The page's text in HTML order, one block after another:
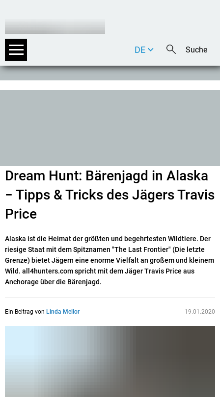
DE
EN
Dream Hunt: Bärenjagd in Alaska
− Tipps & Tricks des Jägers Travis
Price
Alaska ist die Heimat der größten und begehrtesten Wildtiere. Der
riesige Staat mit dem Spitznamen "The Last Frontier" (Die letzte
Grenze) bietet Jägern eine enorme Vielfalt an großem und kleinem
Wild. all4hunters.com spricht mit dem Jäger Travis Price aus
Anchorage über die Bärenjagd.
Ein Beitrag von Linda Mellor 19.01.2020